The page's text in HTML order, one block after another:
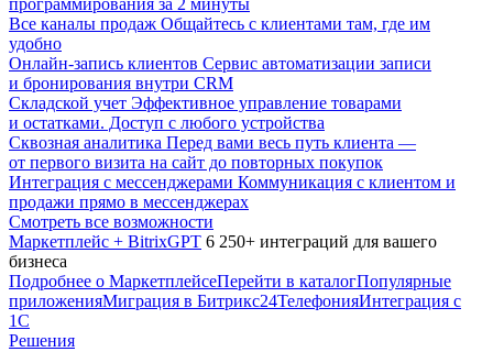
программирования за 2 минуты
Все каналы продаж Общайтесь с клиентами там, где им
удобно
Онлайн-запись клиентов Сервис автоматизации записи
и бронирования внутри CRM
Складской учет Эффективное управление товарами
и остатками. Доступ с любого устройства
Сквозная аналитика Перед вами весь путь клиента —
от первого визита на сайт до повторных покупок
Интеграция с мессенджерами Коммуникация с клиентом и
продажи прямо в мессенджерах
Смотреть все возможности
Маркетплейс + BitrixGPT 6 250+ интеграций для вашего
бизнеса
Подробнее о МаркетплейсеПерейти в каталогПопулярные
приложенияМиграция в Битрикс24ТелефонияИнтеграция с
1С
Решения